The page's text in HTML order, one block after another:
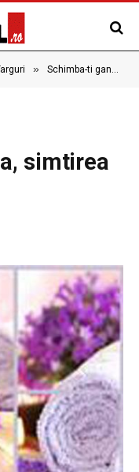
» Schimba-ti gandirea, simtirea si modul de viata!
simtirea